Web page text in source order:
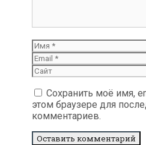
Имя
Сохранить моё имя,
этом браузере для
комментариев.